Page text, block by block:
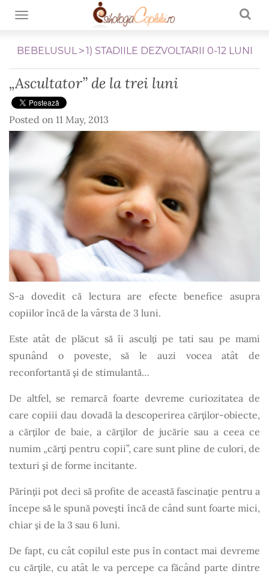
TOGGLE NAVIGATION
1) STADIILE DEZVOLTARII 0-12 LUNI
BEBELUSUL
„Ascultator” de la trei luni
Posted on 11 May, 2013
S-a dovedit că lectura are efecte benefice asupra
copiilor încă de la vârsta de 3 luni.
Este atât de plăcut să îi asculţi pe tati sau pe mami
spunând o poveste, să le auzi vocea atât de
reconfortantă şi de stimulantă…
De altfel, se remarcă foarte devreme curiozitatea de
care copiii dau dovadă la descoperirea cărţilor-obiecte,
a cărţilor de baie, a cărţilor de jucărie sau a ceea ce
numim „cărţi pentru copii”, care sunt pline de culori, de
texturi şi de forme incitante.
Părinţii pot deci să profite de această fascinaţie pentru a
începe să le spună poveşti încă de când sunt foarte mici,
chiar şi de la 3 sau 6 luni.
De fapt, cu cât copilul este pus în contact mai devreme
cu cărţile, cu atât le va percepe ca făcând parte dintre